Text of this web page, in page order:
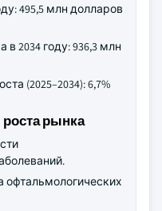
495,5 млн долларов
2034 году: 936,3 млн
(2025–2034): 6,7%
рынка
офтальмологических